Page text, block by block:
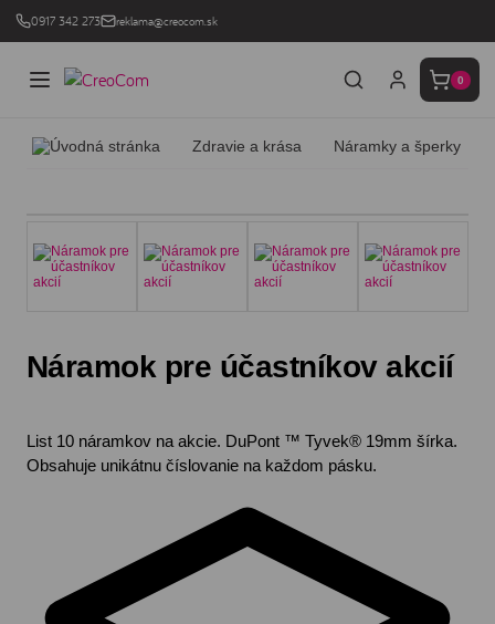
0917 342 273 reklama@creocom.sk
0
Zdravie a krása Náramky a šperky
Náramok pre účastníkov akcií
List 10 náramkov na akcie. DuPont ™ Tyvek® 19mm šírka.
Obsahuje unikátnu číslovanie na každom pásku.